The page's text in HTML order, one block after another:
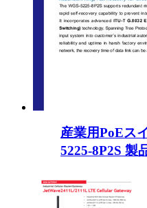
産業用PoEス
5225-8P2S 製